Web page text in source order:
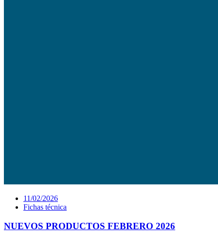
11/02/2026
Fichas técnica
NUEVOS PRODUCTOS FEBRERO 2026